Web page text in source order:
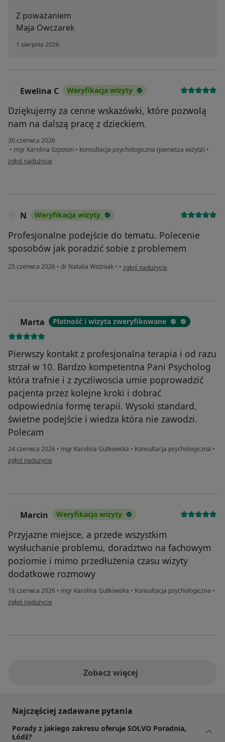
Z poważaniem
Maja Owczarek
1 sierpnia 2026
Ewelina C Weryfikacja wizyty
Dziękujemy za cenne wskazówki, które pozwolą
nam na dalszą pracę z dzieckiem.
30 czerwca 2026
• mgr Karolina Szpoton • konsultacja psychologiczna (pierwsza wizyta) •
w opinii użytkownika Ewelina C
zgłoś nadużycie
N Weryfikacja wizyty
Profesjonalne podejście do tematu. Polecenie
sposobów jak poradzić sobie z problemem
25 czerwca 2026 • dr Natalia Woźniak • • w opinii użytkownika N
zgłoś nadużycie
Marta Płatność i wizyta zweryfikowane
Pierwszy kontakt z profesjonalna terapia i od razu
strzał w 10. Bardzo kompetentna Pani Psycholog
która trafnie i z zyczliwoscia umie poprowadzić
pacjenta przez kolejne kroki i dobrać
odpowiednia formę terapii. Wysoki standard,
świetne podejście i wiedza która nie zawodzi.
Polecam
24 czerwca 2026 • mgr Karolina Gutkowska • Konsultacja psychologiczna •
w opinii użytkownika Marta
zgłoś nadużycie
Marcin Weryfikacja wizyty
Przyjazne miejsce, a przede wszystkim
wysłuchanie problemu, doradztwo na fachowym
poziomie i mimo przedłużenia czasu wizyty
dodatkowe rozmowy
16 czerwca 2026 • mgr Karolina Gutkowska • Konsultacja psychologiczna •
w opinii użytkownika Marcin
zgłoś nadużycie
Zobacz więcej
Najczęściej zadawane pytania
Porady z jakiego zakresu oferuje SOLVO Poradnia,
Łódź?